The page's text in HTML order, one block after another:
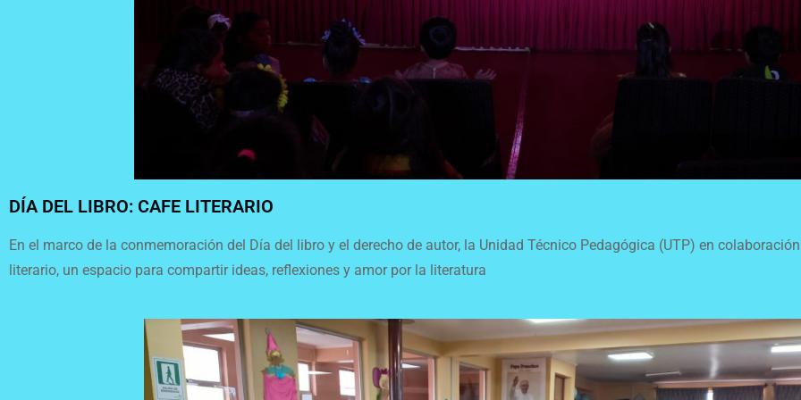
DÍA DEL LIBRO: CAFE LITERARIO
En el marco de la conmemoración del Día del libro y el derecho de autor, la Unidad Técnico Pedagógica (UTP) en
literario, un espacio para compartir ideas, reflexiones y amor por la literatura